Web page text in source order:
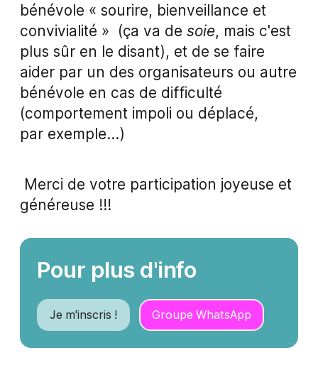
bénévole « sourire, bienveillance et
convivialité » (ça va de soie, mais c'est
plus sûr en le disant), et de se faire
aider par un des organisateurs ou autre
bénévole en cas de difficulté
(comportement impoli ou déplacé,
par exemple...)
Merci de votre participation joyeuse et
généreuse !!!
Pour plus d'info
Je m'inscris ! Groupe WhatsApp